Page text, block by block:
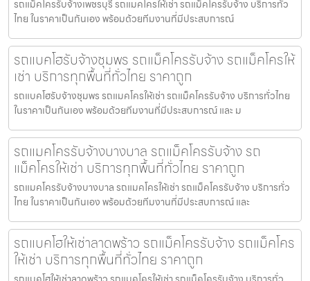
รถแม็คโครรับจ้างเพชรบุรี รถแมคโครให้เช่า รถแม็คโครรับจ้าง บริการทั่ว
ไทย ในราคาเป็นกันเอง พร้อมด้วยทีมงานที่มีประสบการณ์
รถแบคโฮรับจ้างชุมพร รถแม็คโครรับจ้าง รถแม็คโครให้
เช่า บริการทุกพื้นที่ทั่วไทย ราคาถูก
รถแบคโฮรับจ้างชุมพร รถแมคโครให้เช่า รถแม็คโครรับจ้าง บริการทั่วไทย
ในราคาเป็นกันเอง พร้อมด้วยทีมงานที่มีประสบการณ์ และ ม
รถแมคโครรับจ้างบางบาล รถแม็คโครรับจ้าง รถ
แม็คโครให้เช่า บริการทุกพื้นที่ทั่วไทย ราคาถูก
รถแมคโครรับจ้างบางบาล รถแมคโครให้เช่า รถแม็คโครรับจ้าง บริการทั่ว
ไทย ในราคาเป็นกันเอง พร้อมด้วยทีมงานที่มีประสบการณ์ และ
รถแบคโฮให้เช่าลาดพร้าว รถแม็คโครรับจ้าง รถแม็คโคร
ให้เช่า บริการทุกพื้นที่ทั่วไทย ราคาถูก